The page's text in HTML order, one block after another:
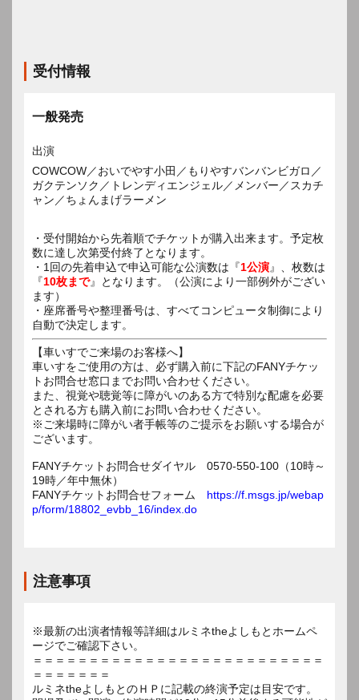
受付情報
一般発売
出演
COWCOW／おいでやす小田／もりやすバンバンビガロ／
ガクテンソク／トレンディエンジェル／メンバー／スカチ
ャン／ちょんまげラーメン
・受付開始から先着順でチケットが購入出来ます。予定枚
数に達し次第受付終了となります。
・1回の先着申込で申込可能な公演数は『1公演』、枚数は
『10枚まで』となります。（公演により一部例外がござい
ます）
・座席番号や整理番号は、すべてコンピュータ制御により
自動で決定します。
【車いすでご来場のお客様へ】
車いすをご使用の方は、必ず購入前に下記のFANYチケッ
トお問合せ窓口までお問い合わせください。
また、視覚や聴覚等に障がいのある方で特別な配慮を必要
とされる方も購入前にお問い合わせください。
※ご来場時に障がい者手帳等のご提示をお願いする場合が
ございます。
FANYチケットお問合せダイヤル 0570-550-100（10時～
19時／年中無休）
FANYチケットお問合せフォーム https://f.msgs.jp/webap
p/form/18802_evbb_16/index.do
注意事項
※最新の出演者情報等詳細はルミネtheよしもとホームペ
ージでご確認下さい。
＝＝＝＝＝＝＝＝＝＝＝＝＝＝＝＝＝＝＝＝＝＝＝＝＝＝
＝＝＝＝＝＝＝
ルミネtheよしもとのＨＰに記載の終演予定は目安です。